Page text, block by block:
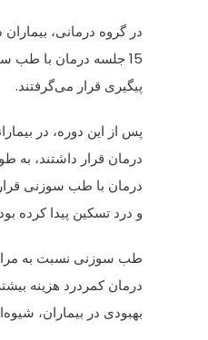
در گروه درمانی،
15 جلسه درمان با طب سوزنی را دریافت می‌كردند و سه ماه پس از آن مورد
پیگیری قرار می‌گرفتند.
پس از این دوره، در
درمان قرار داشتند،
درمان با طب سوزنی
و درد تسكین پیدا كرده
طب سوزنی نسبت به
درمان كمردرد هزینه
بهبودی در بیماران،